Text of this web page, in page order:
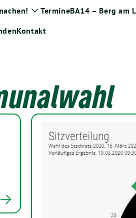
Zeige
TermineBA14 – Berg am
Kontakt